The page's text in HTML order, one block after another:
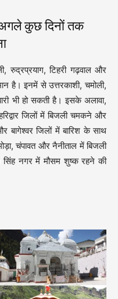
कुछ दिनों तक
रुद्रप्रयाग, टिहरी गढ़वाल और
है। इनमें से उत्तरकाशी, चमोली,
भी हो सकती है। इसके अलावा,
जिलों में बिजली चमकने और
बागेश्वर जिलों में बारिश के साथ
चंपावत और नैनीताल में बिजली
नगर में मौसम शुष्क रहने की